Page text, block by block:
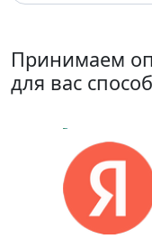
Принимаем
для вас